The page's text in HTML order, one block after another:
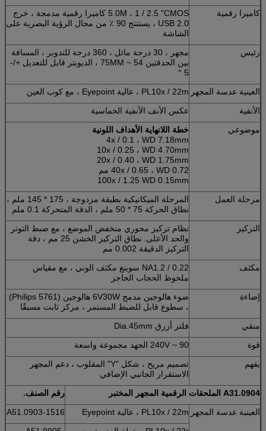
كاميرا رقمية
5.0M ، 1 / ​​2.5 "CMOS كاميرا رقمية مدمجة ، خرج
USB 2.0 ، يستنتج 90 ٪ من مجال الرؤية البصرية على
الشاشة
رئيس
مجهر ، 30 درجة مائل ، 360 درجة للتدوير ، المسافة
بين الحدقتين 54 ~ 75MM ، الديوبتر قابل للتعديل +/-
5 °
العينية عدسة المجهر PL10x / 22m ، عالية Eyepoint ، مع كوب العين
الأنفية
عكس الأنف الأنفية الخماسية
موضوعي
خطة اللانهاية الأهداف اللونية
4x / 0.1 ، WD 7.18mm
10x / 0.25 ، WD 4.70mm
20x / 0.40 ، WD 1.75mm
40x / 0.65 ، WD 0.72 مم
100x / 1.25 WD 0.15mm
مرحلة العمل
المرحلة الميكانيكية بطبقة مزدوجة ، 175 * 145 ملم ،
نطاق الحركة 75 * 50 ملم ، الدقة المتحركة 0.1 ملم
التركيز
نظام تركيز محوري منخفض الموضع ، مع ضبط التوتر
والحد الأعلى.
نطاق التركيز الخشن 25 مم ، دقة
التركيز الدقيقة 0.002 مم
مكثف
NA1.2 / 0.22 سوينغ مكثف الوني ، مع مقياس
ملحوظ الحجاب الحاجز
إضاءة
ضوء هالوجين مدمج 6V30W هالوجين (Philips 5761)
، سطوع قابل للضبط المستمر ، مركز ثابت مسبقًا
منقي
فلتر أزرق Dia.45mm
قوة
90 ~ 240V الجهد مجموعة واسعة
يفهم
تصميم مريح ، شكل "Y" المقلوب ، دعم المجهر
الاستقرار الجانبي الإضافي
A31.0904 الملحقات الرقمية
المجهر المختبر
رقم الصنف.
العينية عدسة المجهر PL10x / 22m ، عالية Eyepoint
A51.0903-1516